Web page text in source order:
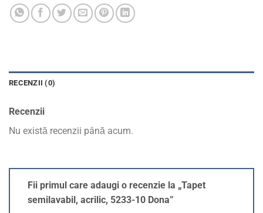
RECENZII (0)
Recenzii
Nu există recenzii până acum.
Fii primul care adaugi o recenzie la „Tapet
semilavabil, acrilic, 5233-10 Dona”